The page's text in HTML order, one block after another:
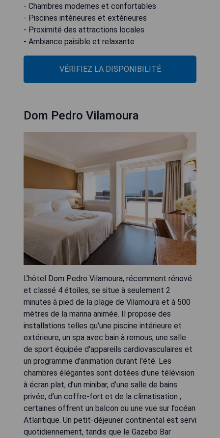
- Chambres modernes et confortables
- Piscines intérieures et extérieures
- Proximité des attractions locales
- Ambiance paisible et relaxante
VÉRIFIEZ LA DISPONIBILITÉ
Dom Pedro Vilamoura
L'hôtel Dom Pedro Vilamoura, récemment rénové
et classé 4 étoiles, se situe à seulement 2
minutes à pied de la plage de Vilamoura et à 500
mètres de la marina animée. Il propose des
installations telles qu'une piscine intérieure et
extérieure, un spa avec bain à remous, une salle
de sport équipée d'appareils cardiovasculaires et
un programme d'animation durant l'été. Les
chambres élégantes sont dotées d’une télévision
à écran plat, d’un minibar, d’une salle de bains
privée, d'un coffre-fort et de la climatisation ;
certaines offrent un balcon ou une vue sur l’océan
Atlantique. Un petit-déjeuner continental est servi
quotidiennement, tandis que le Gazebo Bar